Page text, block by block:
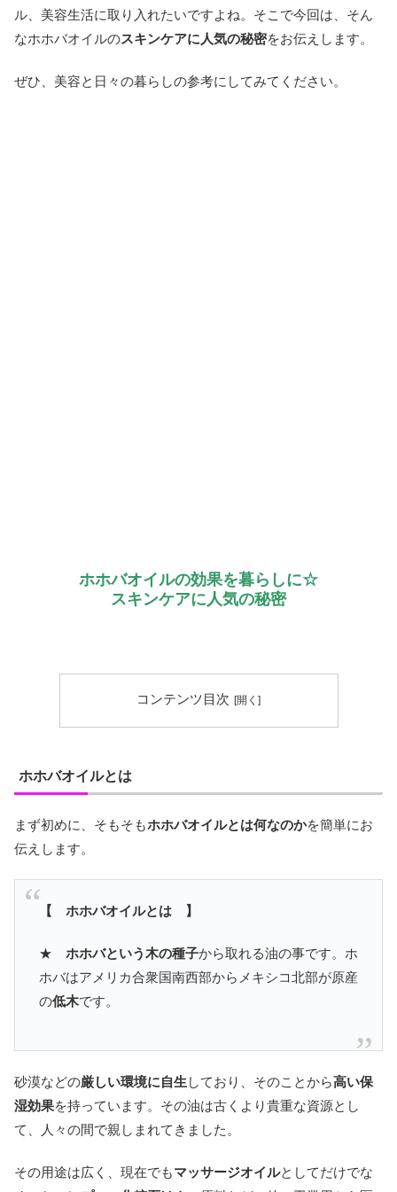
ル、美容生活に取り入れたいですよね。そこで今回は、そん
なホホバオイルのスキンケアに人気の秘密をお伝えします。
ぜひ、美容と日々の暮らしの参考にしてみてください。
ホホバオイルの効果を暮らしに☆
スキンケアに人気の秘密
コンテンツ目次
ホホバオイルとは
まず初めに、そもそもホホバオイルとは何なのかを簡単にお
伝えします。
【 ホホバオイルとは 】
★ ホホバという木の種子から取れる油の事です。ホ
ホバはアメリカ合衆国南西部からメキシコ北部が原産
の低木です。
砂漠などの厳しい環境に自生 しており、そのことから高い保
湿効果を持っています。その油は古くより貴重な資源とし
て、人々の間で親しまれてきました。
その用途は広く、現在でもマッサージオイルとしてだけでな